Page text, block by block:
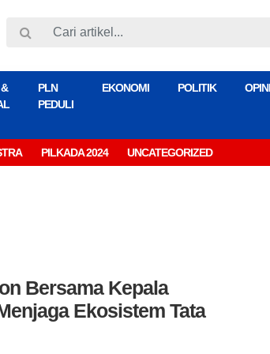
PLN
PEDULI
EKONOMI POLITIK OPINI
PILKADA 2024 UNCATEGORIZED
Bersama Kepala
Ekosistem Tata